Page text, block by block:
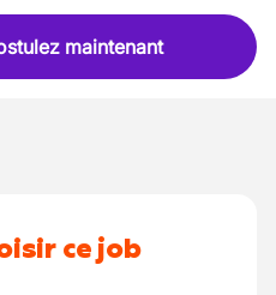
maintenant
ce job